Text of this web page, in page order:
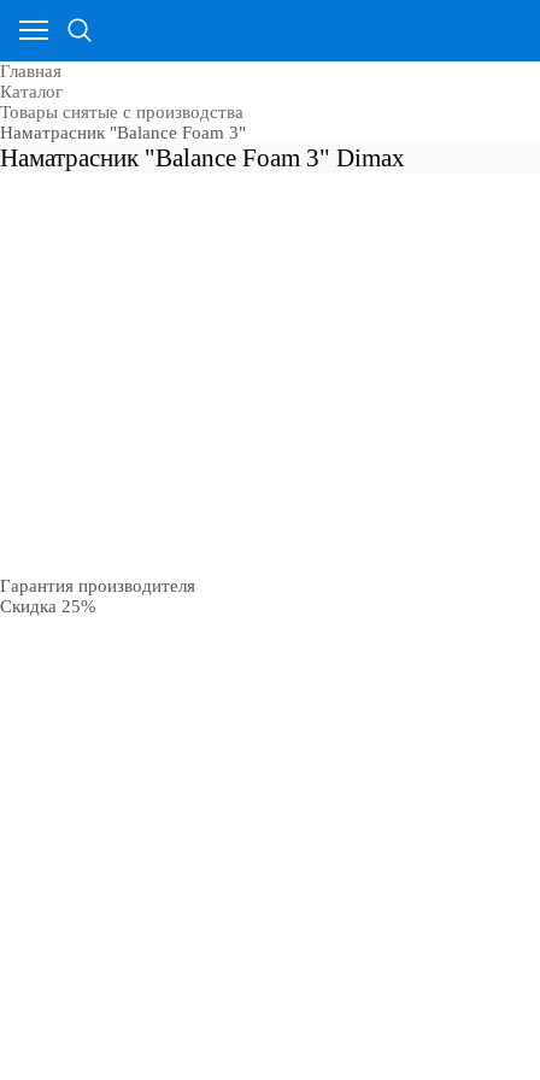
Главная
Каталог
Товары снятые с производства
Наматрасник "Balance Foam 3"
Наматрасник "Balance Foam 3" Dimax
Гарантия производителя
Скидка 25%